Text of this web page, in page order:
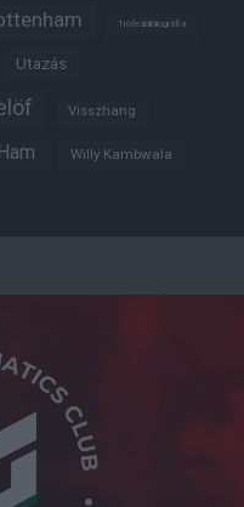
Trófeabibliográfia
Utazás
Visszhang
Willy Kambwala